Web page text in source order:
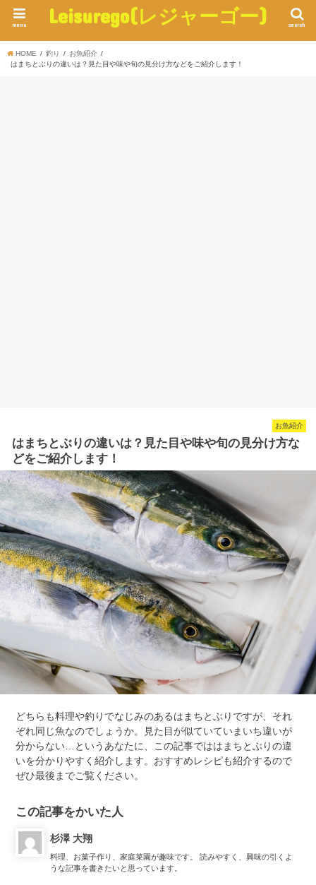
Leisurego(レジャーゴー) search
menu
HOME 釣り
お魚紹介
はまちとぶりの違いは？見た目や味や旬の見分け方などをご紹介します！
お魚紹介
はまちとぶりの違いは？見た目や味や旬の見分け方な
どをご紹介します！
どちらも料理や釣りでなじみのあるはまちとぶりですが、それ
ぞれ同じ魚なのでしょうか。見た目が似ていていまいち違いが
分からない…というあなたに、この記事でははまちとぶりの違
いを分かりやすく紹介します。おすすめレシピも紹介するので
ぜひ最後までご覧ください。
この記事をかいた人
杉澤 大翔
料理、お菓子作り、家庭菜園が趣味です。 読みやすく、興味の引くよ
うな記事を書きたいと思っています。